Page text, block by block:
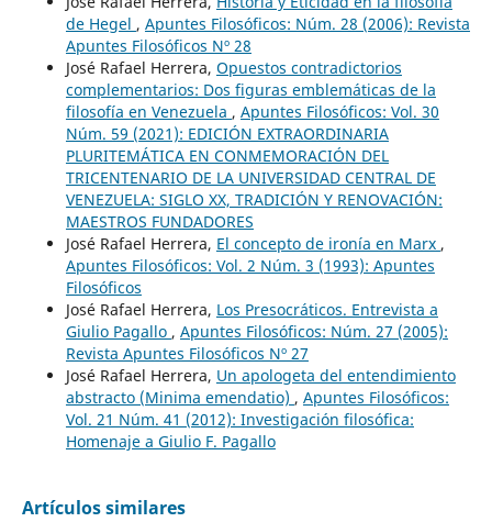
de Hegel , Apuntes Filosóficos: Núm. 28 (2006): Revista
Apuntes Filosóficos Nº 28
José Rafael Herrera, Opuestos contradictorios
complementarios: Dos figuras emblemáticas de la
filosofía en Venezuela , Apuntes Filosóficos: Vol. 30
Núm. 59 (2021): EDICIÓN EXTRAORDINARIA
PLURITEMÁTICA EN CONMEMORACIÓN DEL
TRICENTENARIO DE LA UNIVERSIDAD CENTRAL DE
VENEZUELA: SIGLO XX, TRADICIÓN Y RENOVACIÓN:
MAESTROS FUNDADORES
José Rafael Herrera, El concepto de ironía en Marx ,
Apuntes Filosóficos: Vol. 2 Núm. 3 (1993): Apuntes
Filosóficos
José Rafael Herrera, Los Presocráticos. Entrevista a
Giulio Pagallo , Apuntes Filosóficos: Núm. 27 (2005):
Revista Apuntes Filosóficos Nº 27
José Rafael Herrera, Un apologeta del entendimiento
abstracto (Minima emendatio) , Apuntes Filosóficos:
Vol. 21 Núm. 41 (2012): Investigación filosófica:
Homenaje a Giulio F. Pagallo
Artículos similares